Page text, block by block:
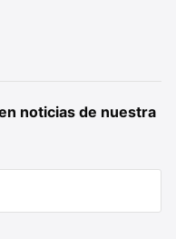
noticias de nuestra